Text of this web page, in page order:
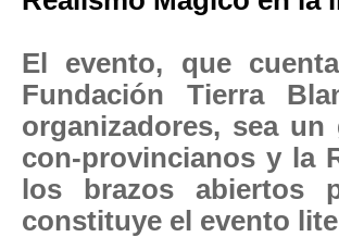
El evento, que
Fundación Tierra
organizadores, sea
con-provincianos y la
los brazos abiertos
constituye el evento